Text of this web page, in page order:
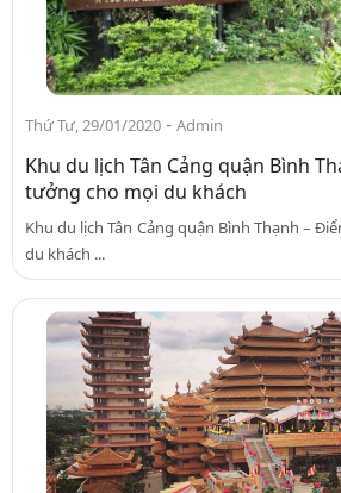
Thứ Tư, 29/01/2020 - Admin
Khu du lịch Tân Cảng quận Bình
tưởng cho mọi du khách
Khu du lịch Tân Cảng quận Bình Thạnh –
du khách ...